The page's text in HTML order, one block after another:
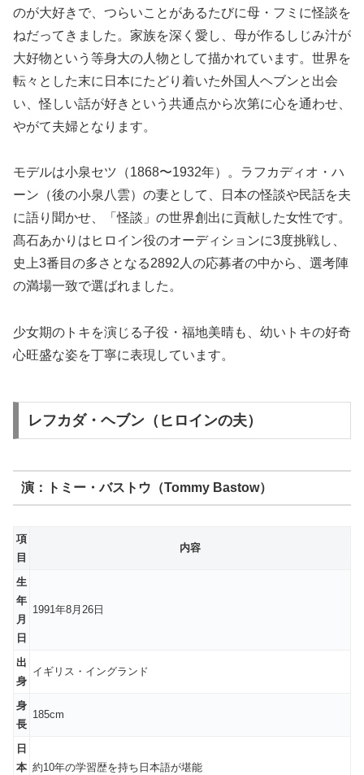
のが大好きで、つらいことがあるたびに母・フミに怪談を
ねだってきました。家族を深く愛し、母が作るしじみ汁が
大好物という等身大の人物として描かれています。世界を
転々とした末に日本にたどり着いた外国人ヘブンと出会
い、怪しい話が好きという共通点から次第に心を通わせ、
やがて夫婦となります。
モデルは小泉セツ（1868〜1932年）。ラフカディオ・ハ
ーン（後の小泉八雲）の妻として、日本の怪談や民話を夫
に語り聞かせ、「怪談」の世界創出に貢献した女性です。
髙石あかりはヒロイン役のオーディションに3度挑戦し、
史上3番目の多さとなる2892人の応募者の中から、選考陣
の満場一致で選ばれました。
少女期のトキを演じる子役・福地美晴も、幼いトキの好奇
心旺盛な姿を丁寧に表現しています。
レフカダ・ヘブン（ヒロインの夫）
演：トミー・バストウ（Tommy Bastow）
項
目
内容
生
年
月
日
1991年8月26日
出
身
イギリス・イングランド
身
長
185cm
日
本 約10年の学習歴を持ち日本語が堪能